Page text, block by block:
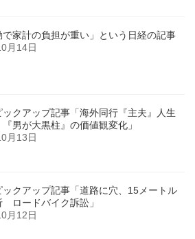
で家計の負担が重い」という日経の記事
月14日
ックアップ記事「海外同行『主夫』人生
男が大黒柱』の価値観変化」
月13日
ックアップ記事「道路に穴、15メートル
ロードバイク訴訟」
月12日